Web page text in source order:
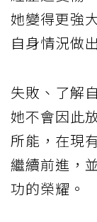
她變得更強
自身情況做
失敗、了解
她不會因此
所能，在現
繼續前進，
功的榮耀。